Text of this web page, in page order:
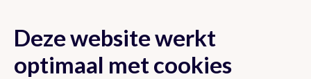
Deze website werkt
optimaal met cookies